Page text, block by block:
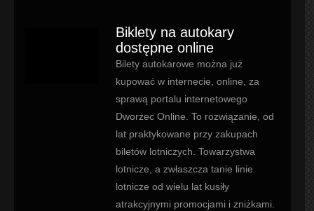
Biklety na autokary
dostępne online
Bilety autokarowe można już
kupować w internecie, online, za
sprawą portalu internetowego
Dworzec Online. To rozwiązanie, od
lat praktykowane przy zakupach
biletów lotniczych. Towarzystwa
lotnicze, a zwłaszcza tanie linie
lotnicze od wielu lat kusiły
atrakcyjnymi promocjami i zniżkami.